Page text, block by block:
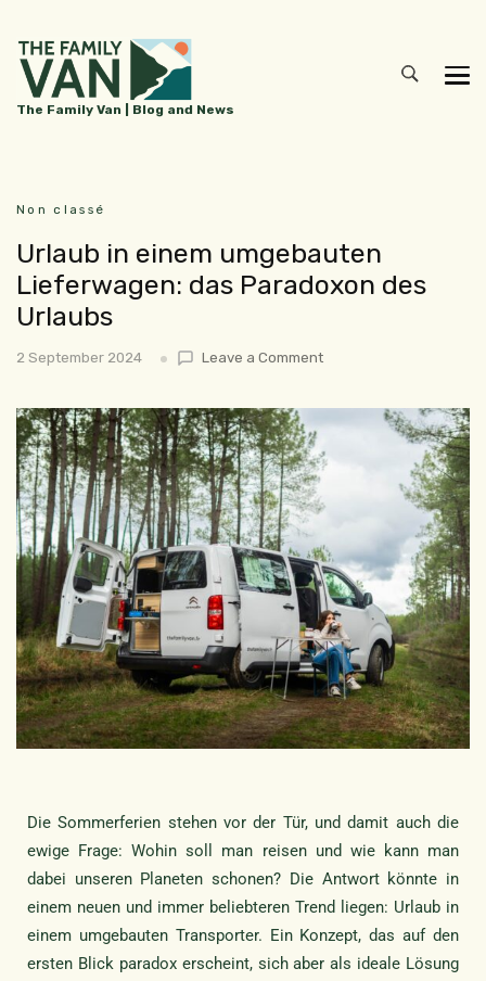
The Family Van | Blog and News
Non classé
Urlaub in einem umgebauten
Lieferwagen: das Paradoxon des
Urlaubs
2 September 2024 Leave a Comment
Die Sommerferien stehen vor der Tür, und damit auch die
ewige Frage: Wohin soll man reisen und wie kann man
dabei unseren Planeten schonen? Die Antwort könnte in
einem neuen und immer beliebteren Trend liegen: Urlaub in
einem umgebauten Transporter. Ein Konzept, das auf den
ersten Blick paradox erscheint, sich aber als ideale Lösung